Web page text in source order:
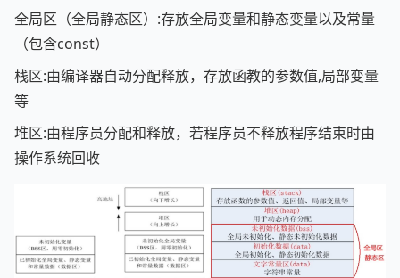
全局区（全局静态区）:存放全局变量和静态变量以及常量
（包含const）
栈区:由编译器自动分配释放，存放函教的参数值,局部变量
等
堆区:由程序员分配和释放，若程序员不释放程序结束时由
操作系统回收